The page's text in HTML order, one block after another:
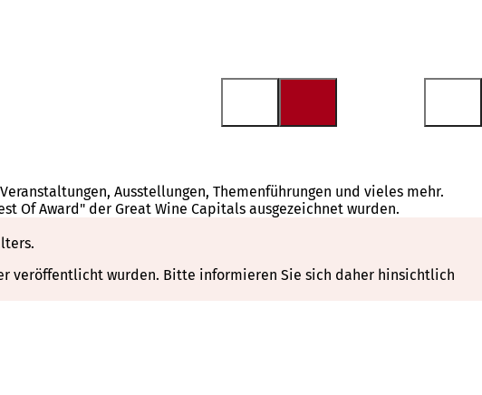
Ausstellungen, Themenführungen und vieles mehr.
Of Award" der Great Wine Capitals ausgezeichnet wurden.
veröffentlicht wurden. Bitte informieren Sie sich daher hinsichtlich